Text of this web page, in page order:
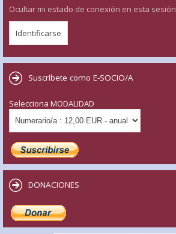
Ocultar mi estado de conexión en esta sesión
Suscríbete como E-SOCIO/A
Selecciona MODALIDAD
DONACIONES